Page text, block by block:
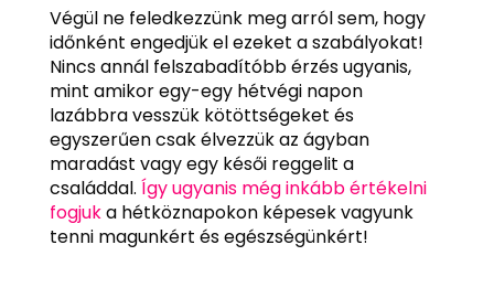
Végül ne feledkezzünk meg arról sem, hogy
időnként engedjük el ezeket a szabályokat!
Nincs annál felszabadítóbb érzés ugyanis,
mint amikor egy-egy hétvégi napon
lazábbra vesszük kötöttségeket és
egyszerűen csak élvezzük az ágyban
maradást vagy egy késői reggelit a
családdal. Így ugyanis még inkább értékelni
fogjuka hétköznapokon képesek vagyunk
tenni magunkért és egészségünkért!